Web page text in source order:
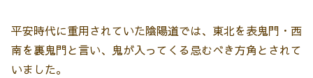
平安時代に重用されていた陰陽道では、東北を表鬼門・西
南を裏鬼門と言い、鬼が入ってくる忌むべき方角とされて
いました。